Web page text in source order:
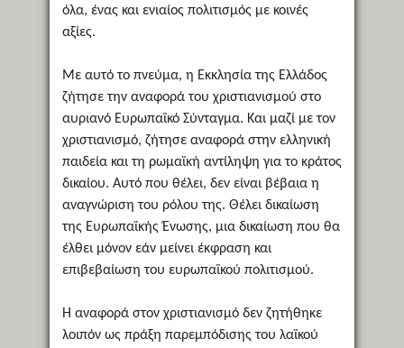
όλα, ένας και ενιαίος πολιτισμός με κοινές
αξίες.
Με αυτό το πνεύμα, η Εκκλησία της Ελλάδος
ζήτησε την αναφορά του χριστιανισμού στο
αυριανό Ευρωπαϊκό Σύνταγμα. Και μαζί με τον
χριστιανισμό, ζήτησε αναφορά στην ελληνική
παιδεία και τη ρωμαϊκή αντίληψη για το κράτος
δικαίου. Αυτό που θέλει, δεν είναι βέβαια η
αναγνώριση του ρόλου της. Θέλει δικαίωση
της Ευρωπαϊκής Ένωσης, μια δικαίωση που θα
έλθει μόνον εάν μείνει έκφραση και
επιβεβαίωση του ευρωπαϊκού πολιτισμού.
Η αναφορά στον χριστιανισμό δεν ζητήθηκε
λοιπόν ως πράξη παρεμπόδισης του λαϊκού